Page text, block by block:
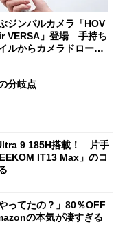
ジンバルカメラ「HOV
VERSA」登場 手持ち
ルからカメラドローン
分岐点
9 185H搭載！ 片手
IT13 Max」のコ
ってたの？」80％OFF
の本気が凄すぎる